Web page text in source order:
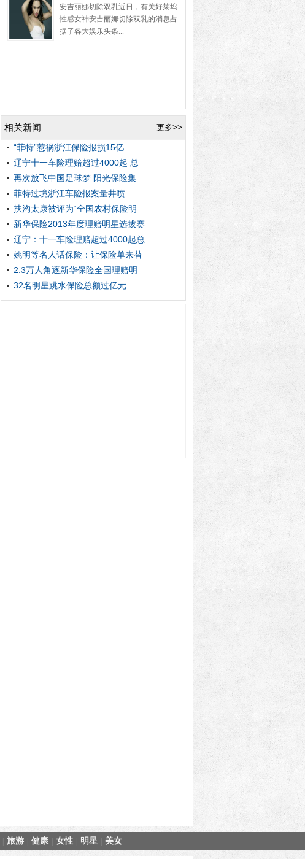
安吉丽娜切除双乳近日，有关好莱坞
性感女神安吉丽娜切除双乳的消息占
据了各大娱乐头条...
更多>>
相关新闻
“菲特”惹祸浙江保险报损15亿
辽宁十一车险理赔超过4000起 总
再次放飞中国足球梦 阳光保险集
菲特过境浙江车险报案量井喷
扶沟太康被评为“全国农村保险明
新华保险2013年度理赔明星选拔赛
辽宁：十一车险理赔超过4000起总
姚明等名人话保险：让保险单来替
2.3万人角逐新华保险全国理赔明
32名明星跳水保险总额过亿元
旅游 健康 女性 明星 美女